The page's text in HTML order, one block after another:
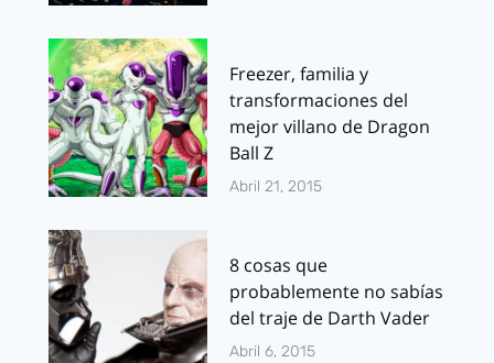
Freezer, familia y
transformaciones del
mejor villano de Dragon
Ball Z
Abril 21, 2015
8 cosas que
probablemente no sabías
del traje de Darth Vader
Abril 6, 2015